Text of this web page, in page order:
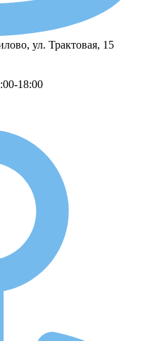
ул. Трактовая, 15
18:00